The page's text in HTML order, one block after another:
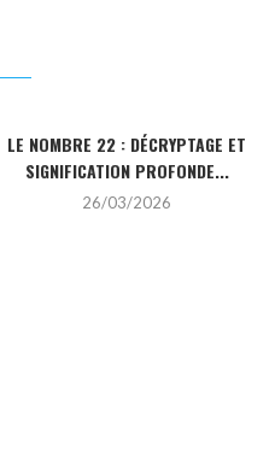
LE NOMBRE 22 : DÉCRYPTAGE ET
SIGNIFICATION PROFONDE...
26/03/2026